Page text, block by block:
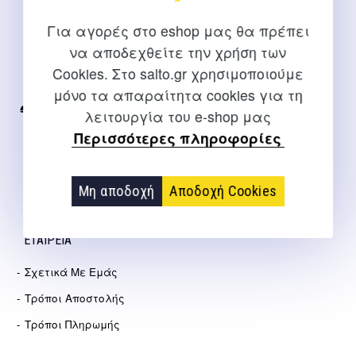
Για αγορές στο eshop μας θα πρέπει
να αποδεχθείτε την χρήση των
Cookies. Στο salto.gr χρησιμοποιούμε
μόνο τα απαραίτητα cookies για τη
λειτουργία του e-shop μας
Περισσότερες πληροφορίες
Μη αποδοχή Αποδοχή Cookies
ΕΠΙΚΟΙΝΩΝΊΑ
Για διευκρινίσεις και υποστήριξη παραγγελιών μέσω του
2310 267108
info@salto.gr
Αγγελάκη 21, Θεσσαλονίκη
ΕΤΑΙΡΕΊΑ
Σχετικά Με Εμάς
Τρόποι Αποστολής
Τρόποι Πληρωμής